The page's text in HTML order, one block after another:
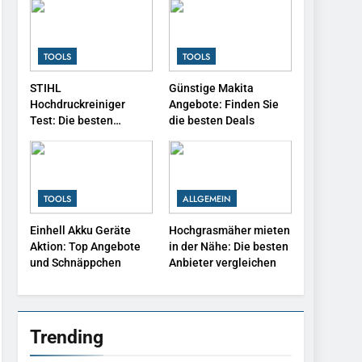
Schraubenschlüssel für
1
So baust du dir deinen
eigenen Pool im Garten
Deals 2025
ALLGEMEIN
3
STIHL Hochdruckreiniger
Test: Die besten Modelle
im Vergleich
TOOLS
4
TOOLS
STIHL
Hochdruckreiniger
Test: Die besten
TOOLS
Günstige Makita
Angebote: Finden Sie
die besten Deals
TOOLS
Einhell Akku Geräte
Aktion: Top Angebote
und Schnäppchen
ALLGEMEIN
Hochgrasmäher mieten
in der Nähe: Die besten
Anbieter vergleichen
Trending